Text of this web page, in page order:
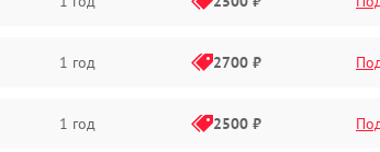
1 год 2700 ₽
1 год 2500 ₽